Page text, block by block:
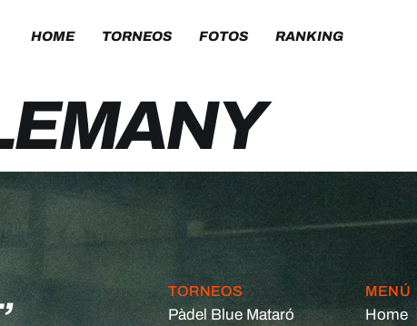
HOME TORNEOS FOTOS RANKING
TORNEOS
Pàdel Blue Mataró
MENÚ
Home